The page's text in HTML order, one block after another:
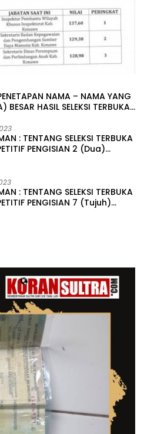
NAMA – NAMA YANG
HASIL SELEKSI TERBUKA
KABUPATEN KONAWE
: TENTANG SELEKSI TERBUKA
PENGISIAN 2 (Dua)
KONAWE
: TENTANG SELEKSI TERBUKA
PENGISIAN 7 (Tujuh)